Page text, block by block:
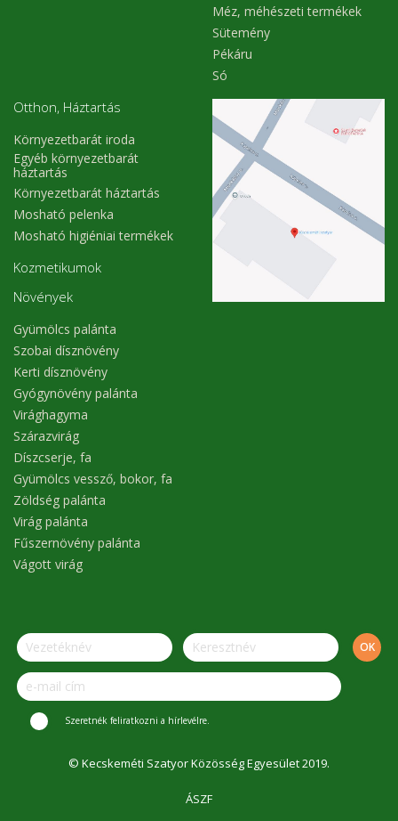
Méz, méhészeti termékek
Sütemény
Pékáru
Só
Otthon, Háztartás
Környezetbarát iroda
Egyéb környezetbarát
háztartás
Környezetbarát háztartás
Mosható pelenka
Mosható higiéniai termékek
Kozmetikumok
Növények
Gyümölcs palánta
Szobai dísznövény
Kerti dísznövény
Gyógynövény palánta
Virághagyma
Szárazvirág
Díszcserje, fa
Gyümölcs vessző, bokor, fa
Zöldség palánta
Virág palánta
Fűszernövény palánta
Vágott virág
Szeretnék feliratkozni a hírlevélre.
© Kecskeméti Szatyor Közösség Egyesület 2019.
ÁSZF